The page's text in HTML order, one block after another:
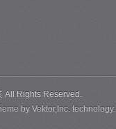
All Rights Reserved.
by Vektor,Inc.technology.